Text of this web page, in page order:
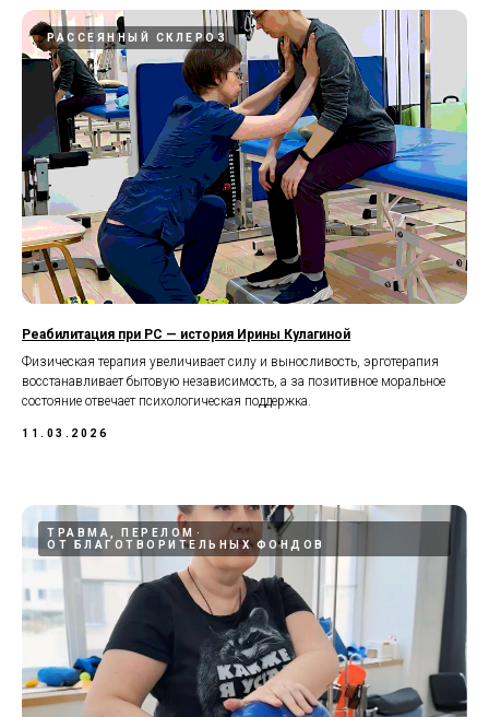
РАССЕЯННЫЙ СКЛЕРОЗ
Реабилитация при РС — история Ирины Кулагиной
Физическая терапия увеличивает силу и выносливость, эрготерапия
восстанавливает бытовую независимость, а за позитивное моральное
состояние отвечает психологическая поддержка.
11.03.2026
ТРАВМА, ПЕРЕЛОМ
ОТ БЛАГОТВОРИТЕЛЬНЫХ ФОНДОВ